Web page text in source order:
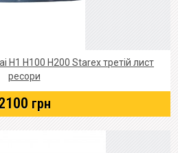
Н1 Н100 Н200 Starex третій лист
ресори
грн